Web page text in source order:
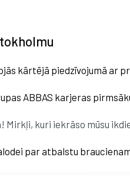
kārtējā piedzīvojumā ar
ABBAS karjeras
kuri iekrāso mūsu
par atbalstu